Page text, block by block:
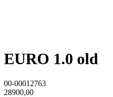
EURO 1.0 old
00-00012763
28900,00